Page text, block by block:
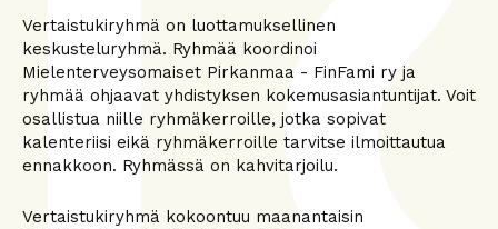
Vertaistukiryhmä on luottamuksellinen
keskusteluryhmä. Ryhmää koordinoi
Mielenterveysomaiset Pirkanmaa - FinFami ry ja
ryhmää ohjaavat yhdistyksen kokemusasiantuntijat. Voit
osallistua niille ryhmäkerroille, jotka sopivat
kalenteriisi eikä ryhmäkerroille tarvitse ilmoittautua
ennakkoon. Ryhmässä on kahvitarjoilu.
Vertaistukiryhmä kokoontuu maanantaisin